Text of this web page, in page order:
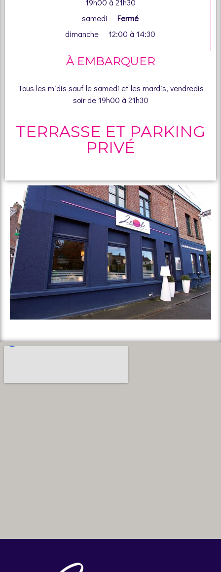
19h00 à 21h30
samedi Fermé
dimanche 12:00 à 14:30
À EMBARQUER
Tous les midis sauf le samedi et les mardis, vendredis
soirde 19h00 à 21h30
TERRASSE ET PARKING
PRIVÉ